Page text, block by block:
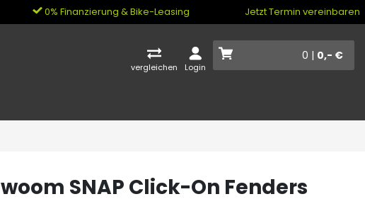
0% Finanzierung & Bike-Leasing Jetzt Termin vereinbaren
vergleichen Login
0 | 0,- €
woom SNAP Click-On Fenders